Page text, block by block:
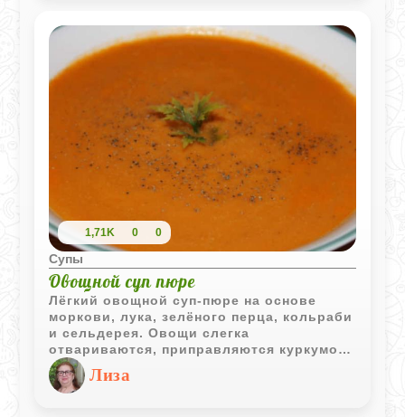
1,71K 0 0
Супы
Овощной суп пюре
Лёгкий овощной суп‑пюре на основе
моркови, лука, зелёного перца, кольраби
и сельдерея. Овощи слегка
отвариваются, приправляются куркумой,
затем измельчаются с бульоном до
нежной текстуры. Свежая тёртая
помидорная мякоть и укроп добавляют
Лиза